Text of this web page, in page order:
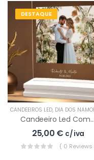
DESTAQUE
CANDEEIROS LED, DIA DOS
Candeeiro Led Com Fotografia
25,00 € c/ iva
( 0 Reviews